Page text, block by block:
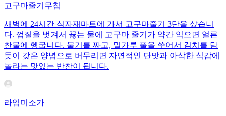
고구마줄기무침
새벽에 24시간 식자재마트에 가서 고구마줄기 3단을 샀습니
다. 껍질을 벗겨서 끓는 물에 고구마 줄기가 약간 익으면 얼른
찬물에 헹굽니다. 물기를 짜고, 밀가루 풀을 쑤어서 김치를 담
듯이 갖은 양념으로 버무리면 자연적인 단맛과 아삭한 식감에
놀라는 맛있는 반찬이 됩니다.
라임미소가